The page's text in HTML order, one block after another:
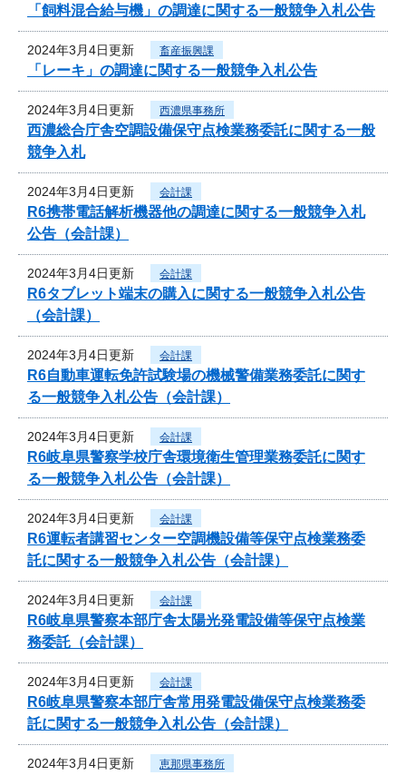
「飼料混合給与機」の調達に関する一般競争入札公告
2024年3月4日更新 畜産振興課
「レーキ」の調達に関する一般競争入札公告
2024年3月4日更新 西濃県事務所
西濃総合庁舎空調設備保守点検業務委託に関する一般
競争入札
2024年3月4日更新 会計課
R6携帯電話解析機器他の調達に関する一般競争入札
公告（会計課）
2024年3月4日更新 会計課
R6タブレット端末の購入に関する一般競争入札公告
（会計課）
2024年3月4日更新 会計課
R6自動車運転免許試験場の機械警備業務委託に関す
る一般競争入札公告（会計課）
2024年3月4日更新 会計課
R6岐阜県警察学校庁舎環境衛生管理業務委託に関す
る一般競争入札公告（会計課）
2024年3月4日更新 会計課
R6運転者講習センター空調機設備等保守点検業務委
託に関する一般競争入札公告（会計課）
2024年3月4日更新 会計課
R6岐阜県警察本部庁舎太陽光発電設備等保守点検業
務委託（会計課）
2024年3月4日更新 会計課
R6岐阜県警察本部庁舎常用発電設備保守点検業務委
託に関する一般競争入札公告（会計課）
2024年3月4日更新 恵那県事務所